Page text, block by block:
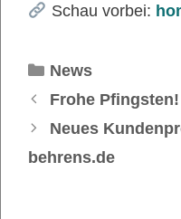
Schau vorbei:
Kategorien
News
Frohe Pfingsten!
Neues
behrens.de